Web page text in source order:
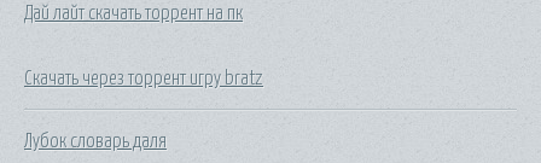
Дай лайт скачать торрент на пк
Скачать через торрент игру bratz
Лубок словарь даля